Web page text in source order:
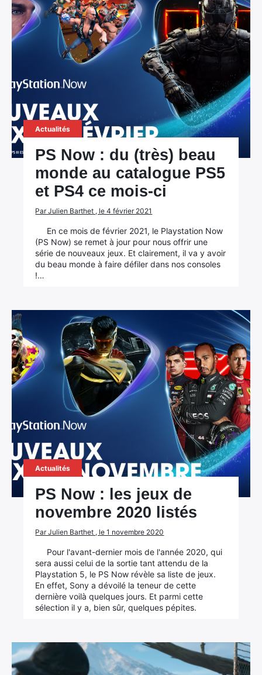
Actualités
PS Now : du (très) beau
monde au catalogue PS5
et PS4 ce mois-ci
Par Julien Barthet , le 4 février 2021
En ce mois de février 2021, le Playstation Now
(PS Now) se remet à jour pour nous offrir une
série de nouveaux jeux. Et clairement, il va y avoir
du beau monde à faire défiler dans nos consoles
!…
Actualités
PS Now : les jeux de
novembre 2020 listés
Par Julien Barthet , le 1 novembre 2020
Pour l'avant-dernier mois de l'année 2020, qui
sera aussi celui de la sortie tant attendu de la
Playstation 5, le PS Now révèle sa liste de jeux.
En effet, Sony a dévoilé la teneur de cette
dernière voilà quelques jours. Et parmi cette
sélection il y a, bien sûr, quelques pépites.